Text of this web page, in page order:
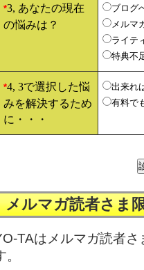
*3, あなたの現在
の悩みは？
ブログ
メルマ
ライテ
特典不
*4, 3で選択した悩
みを解決するため
に・・・
出来れ
有料で
メルマガ読者さま
TAはメルマガ読者
。